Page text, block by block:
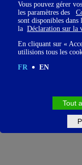
Vous pouvez gérer
les paramètres des
sont disponibles dans
la Déclaration sur la
En cliquant sur «
utilisions tous les
FR
EN
Tout